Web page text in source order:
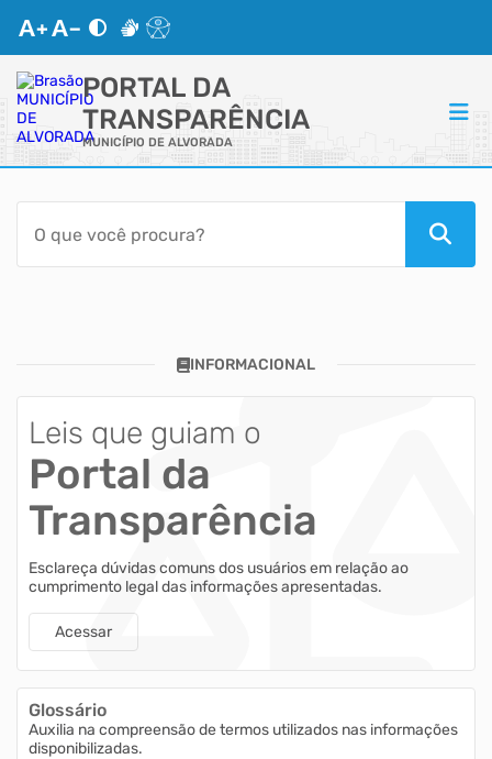
PORTAL DA
TRANSPARÊNCIA
MUNICÍPIO DE ALVORADA
ACESSO RÁPIDO
Acessibilidade
Autoatendimento
Mapa do Site
INFORMACIONAL
Leis que guiam o
Portal da
Transparência
Esclareça dúvidas comuns dos usuários em relação ao
cumprimento legal das informações apresentadas.
Acessar
Glossário
Auxilia na compreensão de termos utilizados nas informações
disponibilizadas.